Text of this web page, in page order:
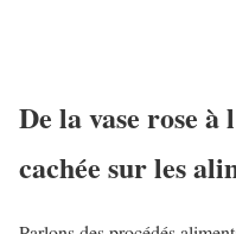
De la vase rose
cachée sur les